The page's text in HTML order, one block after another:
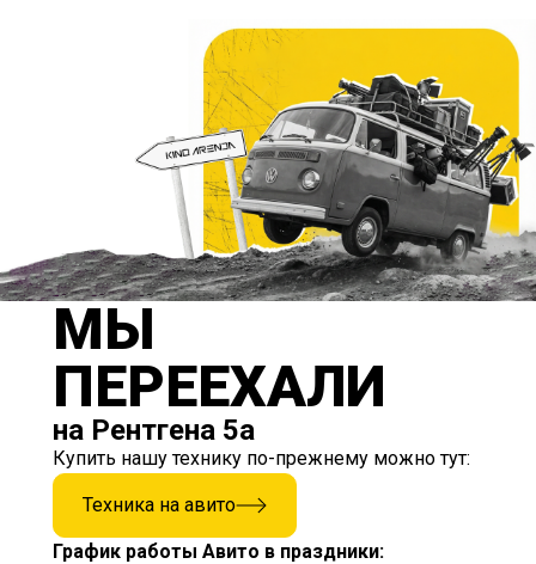
МЫ
ПЕРЕЕХАЛИ
на Рентгена 5а
Купить нашу технику по-прежнему можно тут:
Техника на авито
График работы Авито в праздники: